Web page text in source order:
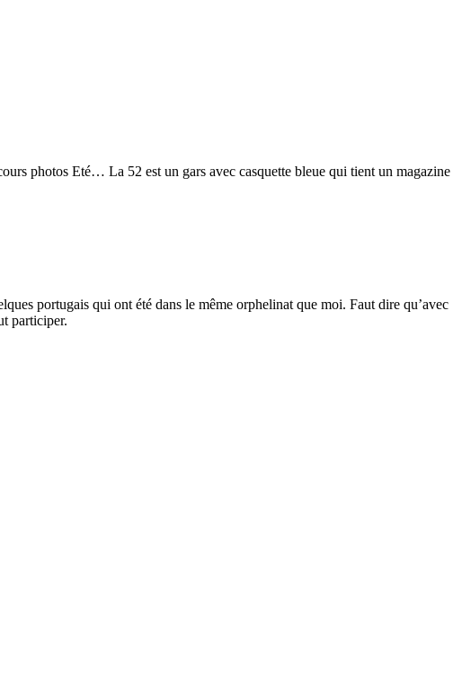
photos Eté… La 52 est un gars avec casquette bleue qui tient un magazine
portugais qui ont été dans le même orphelinat que moi. Faut dire qu’avec
participer.